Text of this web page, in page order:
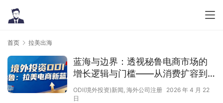
首页 拉美出海
蓝海与边界：透视秘鲁电商市场的
增长逻辑与门槛——从消费扩容到
合规落地
ODI(境外投资)新闻, 海外公司注册 2026 年 4 月 22
日